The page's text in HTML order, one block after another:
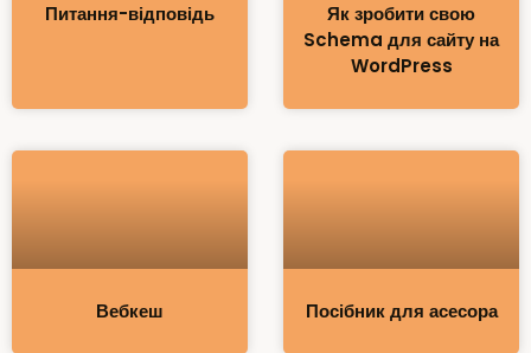
Питання-відповідь
Як зробити свою
Schema для сайту на
WordPress
Вебкеш Посібник для асесора